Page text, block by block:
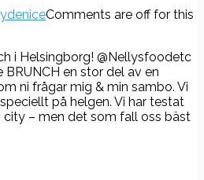
Comments are off for this
i Helsingborg! @Nellysfoodetc
BRUNCH en stor del av en
ni frågar mig & min sambo. Vi
på helgen. Vi har testat
– men det som fall oss bäst